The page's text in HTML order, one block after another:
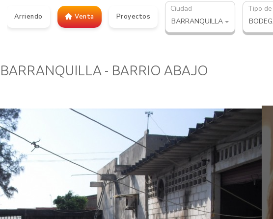
Arriendo Venta Proyectos
Ciudad
BARRANQUILLA
Tipo
- BARRIO ABAJO